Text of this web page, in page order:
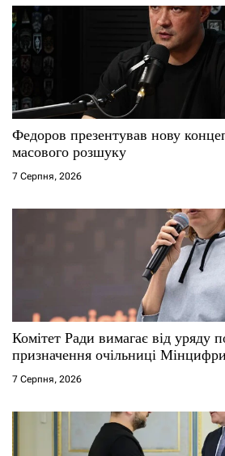
з
а
п
и
с
Федоров презентував нову
масового розшуку
7 Серпня, 2026
Комітет Ради вимагає від уряду
призначення очільниці Мінцифри
7 Серпня, 2026